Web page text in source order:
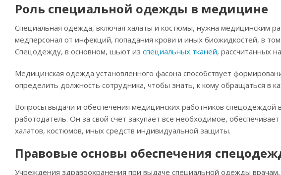
Роль специальной одежды в медицине
Специальная одежда, включая халаты и костюмы, нужна медицинским
медперсонал от инфекций, попадания крови и иных биожидкостей, в
Спецодежду, в основном, шьют из специальных тканей, рассчитанных
Медицинская одежда установленного фасона способствует
определить должность сотрудника, чтобы знать, к кому обращаться в
Вопросы выдачи и обеспечения медицинских работников
работодатель. Он за свой счет закупает все необходимое,
халатов, костюмов, иных средств индивидуальной защиты.
Правовые основы обеспечения
Учреждения здравоохранения при выдаче специальной одежды